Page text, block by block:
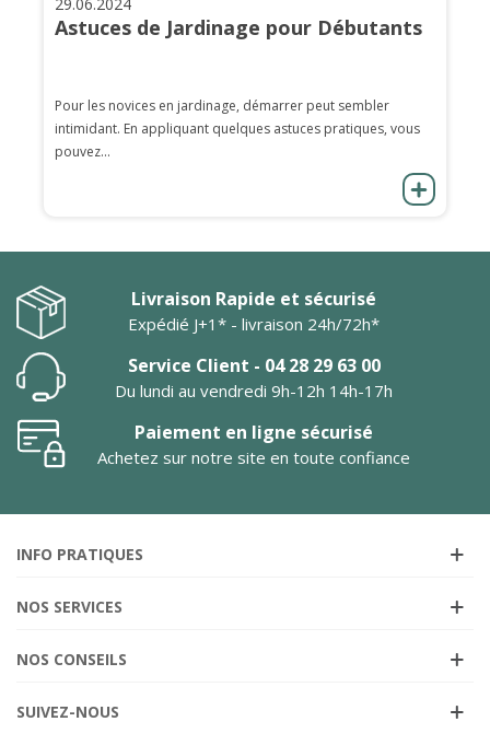
Astuces de Jardinage pour Débutants
Pour les novices en jardinage, démarrer peut sembler
intimidant. En appliquant quelques astuces pratiques, vous
pouvez...
Livraison Rapide et sécurisé
Expédié J+1* - livraison 24h/72h*
Service Client - 04 28 29 63 00
Du lundi au vendredi 9h-12h 14h-17h
Paiement en ligne sécurisé
Achetez sur notre site en toute confiance
INFO PRATIQUES
NOS SERVICES
NOS CONSEILS
SUIVEZ-NOUS